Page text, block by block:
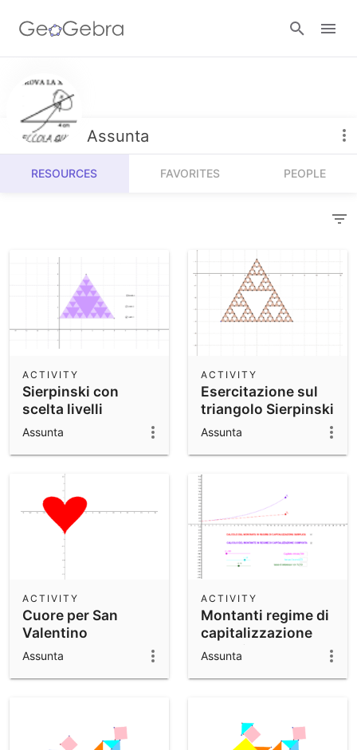
Resources
Number Sense
Algebra
Measurement
Operations
Probability and Statistics
Community Resources
Get started with our Resources
Calculators
Geometry
3D Calculator
Notes
App Downloads
Get started with the GeoGebra Apps
Sign in
Assunta
RESOURCES FAVORITES PEOPLE
Sierpinski con
scelta livelli
ACTIVITY
Assunta
Esercitazione sul
triangolo Sierpinski
ACTIVITY
Assunta
Cuore per San
Valentino
ACTIVITY
Assunta
Montanti regime di
capitalizzazione
semplice e
ACTIVITY
Assunta